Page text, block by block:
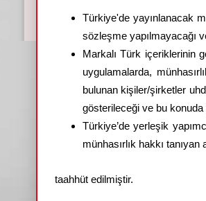
Türkiye'de yayınlanacak
sözleşme yapılmayacağı
Markalı Türk içeriklerinin
uygulamalarda,
bulunan kişiler/şirketler
gösterileceği ve bu konuda
Türkiye’de yerleşik
münhasırlık hakkı
taahhüt edilmiştir.